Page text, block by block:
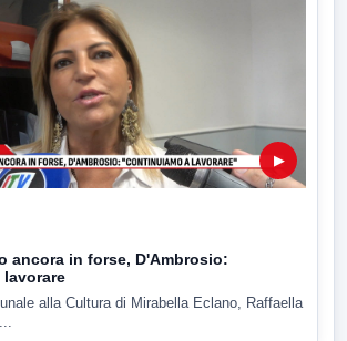
▶
ancora in forse, D'Ambrosio:
alla Cultura di Mirabella Eclano, Raffaella